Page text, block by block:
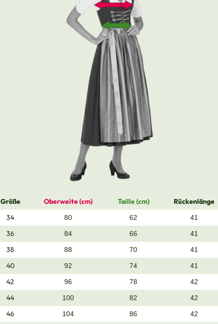
Größe Oberweite (cm) Taille (cm)
Rückenlänge
34
80 62 41
36 84 66 41
38 88 70 41
40 92 74 41
42 96 78 42
44 100 82 42
46 104 86 42